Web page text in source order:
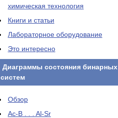
химическая технология
Книги и статьи
Лабораторное оборудование
Это интересно
Диаграммы состояния бинарных
систем
Обзор
Ac-B . . . Al-Sr